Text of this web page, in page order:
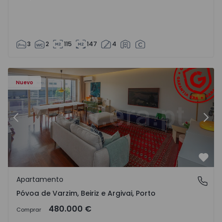
3 2 115 147 4
Nuevo
e Argivai - 1574602 - 20
Apartamento T3 Póvoa de Varzim, Póvoa de Varzim,
Anterior
Póvoa de Varzim, Beiriz e Argivai, Porto
Apartamento
Póvoa de Varzim, Beiriz e Argivai, Porto
Comprar 480.000 €